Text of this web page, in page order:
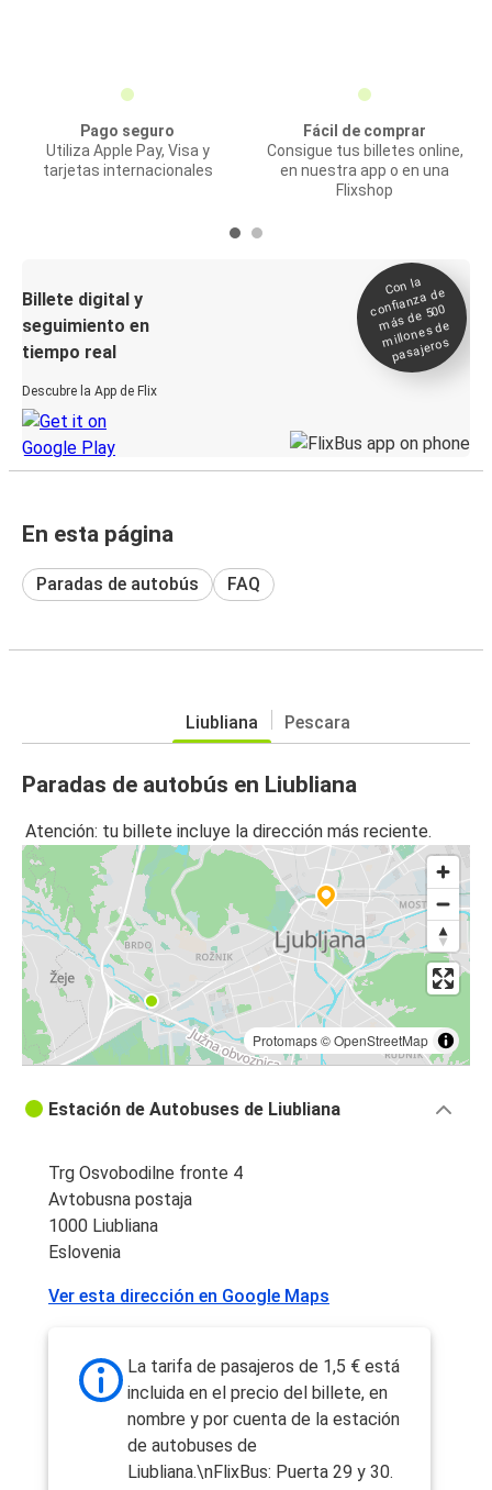
Pago seguro
Utiliza Apple Pay, Visa y
tarjetas internacionales
Fácil de comprar
Consigue tus billetes online,
en nuestra app o en una
Flixshop
Billete digital y
seguimiento en
tiempo real
Descubre la App de Flix
Con la
confianza de
más de 500
millones de
pasajeros
En esta página
Paradas de autobús FAQ
Liubliana Pescara
Paradas de autobús en Liubliana
Atención: tu billete incluye la dirección más reciente.
Protomaps©OpenStreetMap
Estación de Autobuses de Liubliana
Trg Osvobodilne fronte 4
Avtobusna postaja
1000 Liubliana
Eslovenia
Ver esta dirección en Google Maps
La tarifa de pasajeros de 1,5 € está
incluida en el precio del billete, en
nombre y por cuenta de la estación
de autobuses de
Liubliana.\nFlixBus: Puerta 29 y 30.